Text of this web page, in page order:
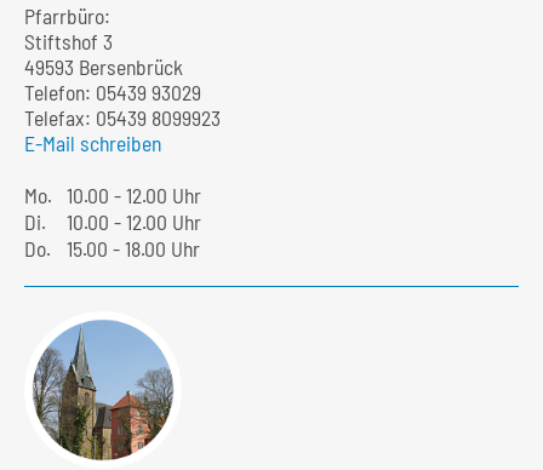
Pfarrbüro:
Stiftshof 3
49593 Bersenbrück
Telefon: 05439 93029
Telefax: 05439 8099923
E-Mail schreiben
Mo. 10.00 - 12.00 Uhr
Di.
10.00 - 12.00 Uhr
Do.
15.00 - 18.00 Uhr